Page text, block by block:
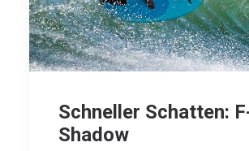
Schneller Schatten:
Shadow